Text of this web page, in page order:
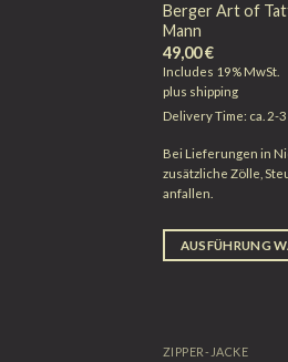
Berger Art of
Mann
49,00€
Includes 19% MwSt.
plus shipping
Delivery Time: ca. 2-
Bei Lieferungen in
zusätzliche Zölle,
anfallen.
AUSFÜHRUNG
ZIPPER-JACKE